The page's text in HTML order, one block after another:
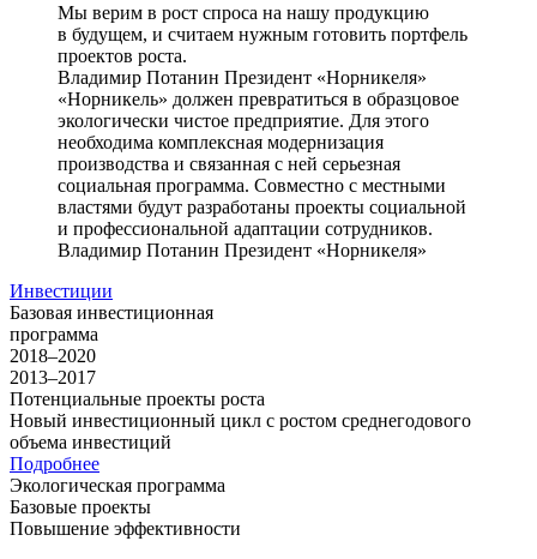
Мы верим в рост спроса на нашу продукцию
в будущем, и считаем нужным готовить портфель
проектов роста.
Владимир Потанин Президент «Норникеля»
«Норникель» должен превратиться в образцовое
экологически чистое предприятие. Для этого
необходима комплексная модернизация
производства и связанная с ней серьезная
социальная программа. Совместно с местными
властями будут разработаны проекты социальной
и профессиональной адаптации сотрудников.
Владимир Потанин Президент «Норникеля»
Инвестиции
Базовая инвестиционная
программа
2018–2020
2013–2017
Потенциальные проекты роста
Новый инвестиционный цикл с ростом среднегодового
объема инвестиций
Подробнее
Экологическая программа
Базовые проекты
Повышение эффективности